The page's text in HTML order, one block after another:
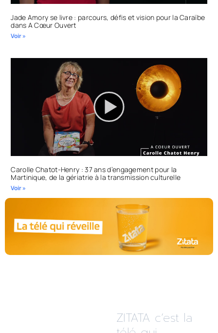
Jade Amory se livre : parcours, défis et vision pour la Caraïbe
dans A Cœur Ouvert
Voir »
Carolle Chatot-Henry : 37 ans d’engagement pour la
Martinique, de la gériatrie à la transmission culturelle
Voir »
ZITATA c’est la